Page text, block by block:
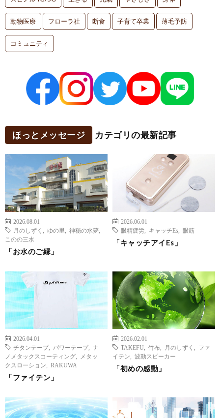
動物医療 フローラ社 断食 子育て卒業 薄毛予防
コミュニティ
ほっとメッセージ カテゴリの最新記事
2026.08.01
月のしずく
ゆの里 神秘の水夢
このの三水
「お水のご縁」
2026.06.01
眼精疲労
キャッチEs 眼筋
「キャッチアイEs」
2026.04.01
チタンテープ, パワーテープ, ナ
ノメタックスコーティング
メタッ
クスローション
RAKUWA
「ファイテン」
2026.02.01
TAKEFU
竹布 月のしずく
ファ
イテン
波動スピーカー
「初めの感動」